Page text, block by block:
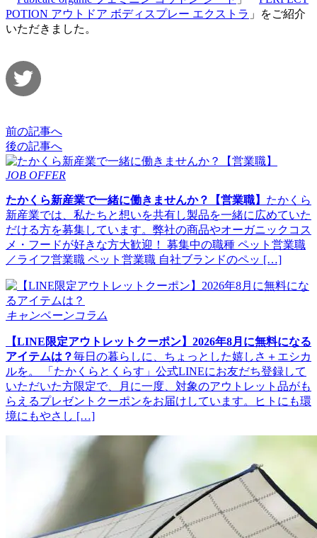
POTION アウトドア ボディスプレー エクストラ 」をご紹介
いただきました。
前の記事へ
後の記事へ
JOB OFFER
たかくら新産業で一緒に働きませんか？【営業職】 たかくら
新産業では、私たちと想いを共有し製品を一緒に広めていた
だける方を募集しています。弊社の商品やオーガニックコス
メ・フードが好きな方大歓迎！ 募集中の職種 ペット営業職
／ライフ営業職 ペット営業職 自社ブランドのペッ […]
キャンペーンコラム
【LINE限定アウトレットクーポン】2026年8月に無料になる
アイテムは？毎日の暮らしに、ちょっとした嬉しさ＋エシカ
ルを。 「たかくらとくらす」公式LINEにお友だち登録して
いただいた方限定で、月に一度、対象のアウトレット品がも
らえるプレゼントクーポンをお届けしています。ヒトにも環
境にもやさし […]